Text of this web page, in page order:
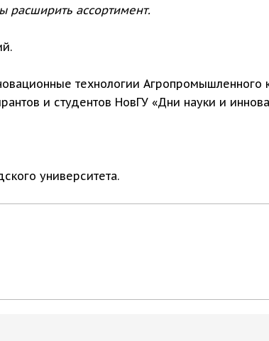
расширить ассортимент.
технологии Агропромышленного
и студентов НовГУ «Дни науки и
университета.